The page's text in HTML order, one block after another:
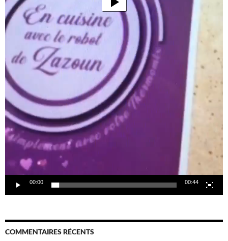
00:00 00:44
COMMENTAIRES RÉCENTS